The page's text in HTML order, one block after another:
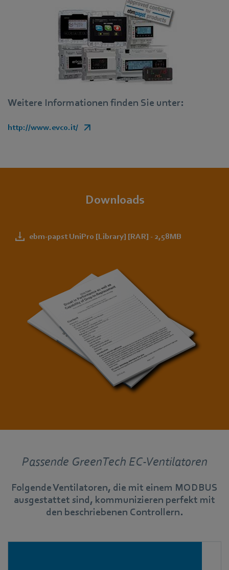
Weitere Informationen finden Sie unter:
http://www.evco.it/
Downloads
ebm-papst UniPro [Library] [RAR] - 2,58MB
Passende GreenTech EC-Ventilatoren
Folgende Ventilatoren, die mit einem MODBUS
ausgestattet sind, kommunizieren perfekt mit
den beschriebenen Controllern.